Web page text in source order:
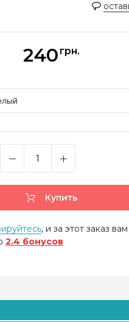
240 грн.
Купить
, и за этот заказ
2.4 бонусов